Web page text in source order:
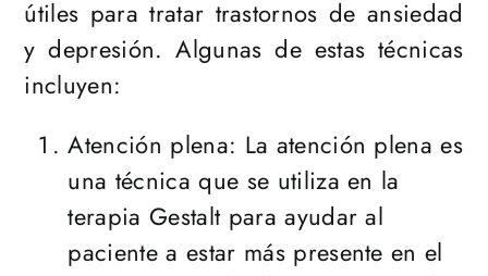
útiles para tratar trastornos de ansiedad
y depresión. Algunas de estas técnicas
incluyen:
Atención plena: La atención plena es
una técnica que se utiliza en la
terapia Gestalt para ayudar al
paciente a estar más presente en el